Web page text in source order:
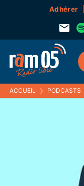
Adhérer
ACCUEIL ❯ PODCASTS